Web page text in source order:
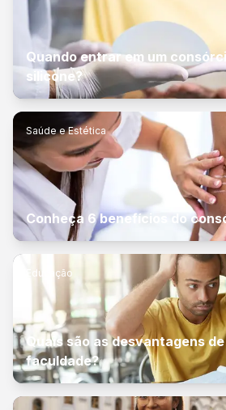
Quando entrar em um
silicone?
Saúde e Estética
Conheça 6 benefícios do
Educação
Quais são as desvantagens
faculdade?